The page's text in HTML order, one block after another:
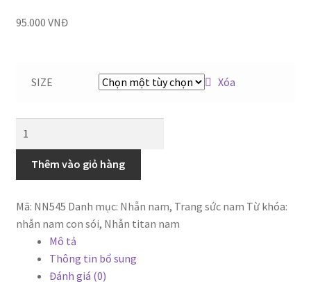
95.000 VNĐ
SIZE Xóa
titan
chó
bản
lĩnh
dũng
Thêm vào giỏ hàng
Mã: NN545 Danh mục: Nhẫn nam, Trang sức nam Từ khóa:
nhẫn nam con sói, Nhẫn titan nam
Mô tả
Thông tin bổ sung
Đánh giá (0)